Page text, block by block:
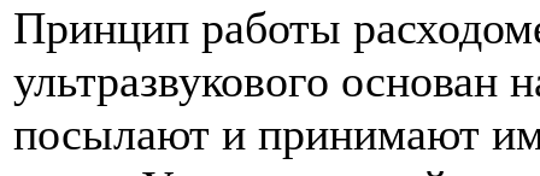
Принцип работы
ультразвукового основан
посылают и принимают